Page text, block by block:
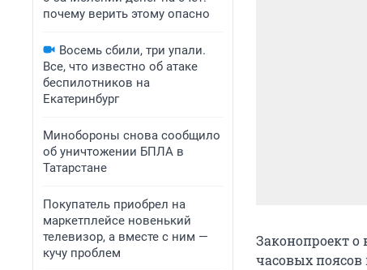
почему верить этому опасно
Восемь сбили, три упали.
Все, что известно об атаке
беспилотников на
Екатеринбург
Минобороны снова сообщило
об уничтожении БПЛА в
Татарстане
Покупатель приобрел на
маркетплейсе новенький
телевизор, а вместе с ним —
кучу проблем
Законопроект о
часовых поясов